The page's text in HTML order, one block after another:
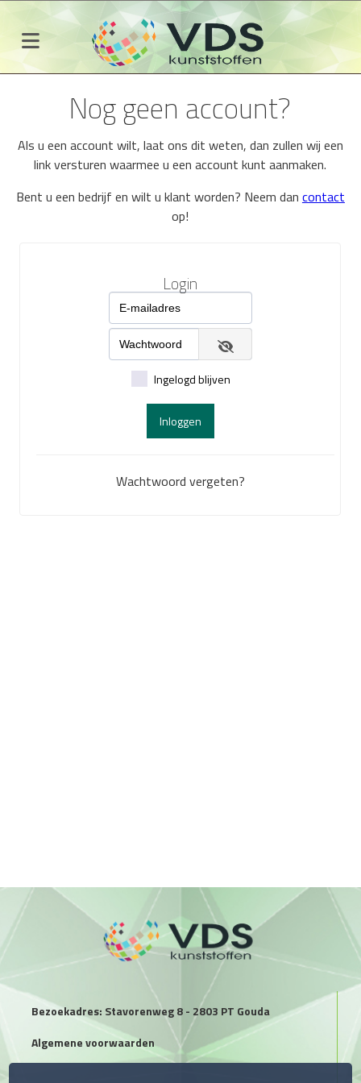
Nog geen account?
Als u een account wilt, laat ons dit weten, dan zullen wij een
link versturen waarmee u een account kunt aanmaken.
Bent u een bedrijf en wilt u klant worden? Neem dan contact
op!
Login
Ingelogd blijven
Inloggen
Wachtwoord vergeten?
Bezoekadres: Stavorenweg 8 - 2803 PT Gouda
Algemene voorwaarden